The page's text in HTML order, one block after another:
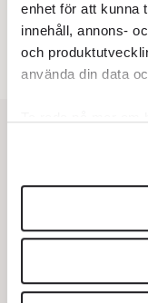
enhet för att kunna
innehåll, annons-
och
använda din data
Du kan ändra eller
helst från cookie-
Vi använder
för sociala medier
vidarebefordrar
6.Johan Romin:
här?